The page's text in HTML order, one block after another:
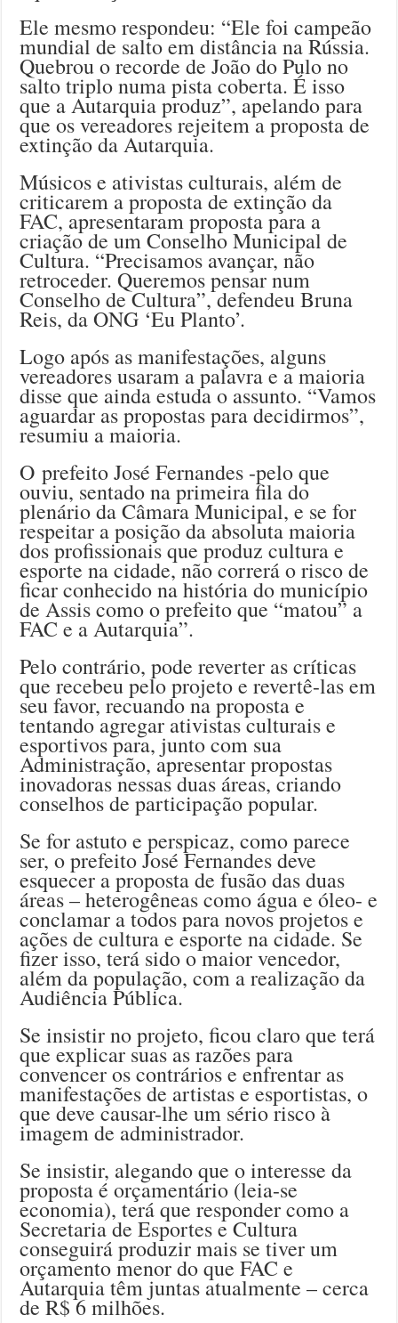
Ele mesmo respondeu: “Ele foi campeão
mundial de salto em distância na Rússia.
Quebrou o recorde de João do Pulo no
salto triplo numa pista coberta. É isso
que a Autarquia produz”, apelando para
que os vereadores rejeitem a proposta de
extinção da Autarquia.
Músicos e ativistas culturais, além de
criticarem a proposta de extinção da
FAC, apresentaram proposta para a
criação de um Conselho Municipal de
Cultura. “Precisamos avançar, não
retroceder. Queremos pensar num
Conselho de Cultura”, defendeu Bruna
Reis, da ONG ‘Eu Planto’.
Logo após as manifestações, alguns
vereadores usaram a palavra e a maioria
disse que ainda estuda o assunto. “Vamos
aguardar as propostas para decidirmos”,
resumiu a maioria.
O prefeito José Fernandes -pelo que
ouviu, sentado na primeira fila do
plenário da Câmara Municipal, e se for
respeitar a posição da absoluta maioria
dos profissionais que produz cultura e
esporte na cidade, não correrá o risco de
ficar conhecido na história do município
de Assis como o prefeito que “matou” a
FAC e a Autarquia”.
Pelo contrário, pode reverter as críticas
que recebeu pelo projeto e revertê-las em
seu favor, recuando na proposta e
tentando agregar ativistas culturais e
esportivos para, junto com sua
Administração, apresentar propostas
inovadoras nessas duas áreas, criando
conselhos de participação popular.
Se for astuto e perspicaz, como parece
ser, o prefeito José Fernandes deve
esquecer a proposta de fusão das duas
áreas – heterogêneas como água e óleo- e
conclamar a todos para novos projetos e
ações de cultura e esporte na cidade. Se
fizer isso, terá sido o maior vencedor,
além da população, com a realização da
Audiência Pública.
Se insistir no projeto, ficou claro que terá
que explicar suas as razões para
convencer os contrários e enfrentar as
manifestações de artistas e esportistas, o
que deve causar-lhe um sério risco à
imagem de administrador.
Se insistir, alegando que o interesse da
proposta é orçamentário (leia-se
economia), terá que responder como a
Secretaria de Esportes e Cultura
conseguirá produzir mais se tiver um
orçamento menor do que FAC e
Autarquia têm juntas atualmente – cerca
de R$ 6 milhões.